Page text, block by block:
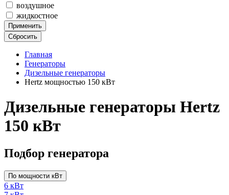
воздушное
жидкостное
Применить
Сбросить
Главная
Генераторы
Дизельные генераторы
Hertz мощностью 150 кВт
Дизельные генераторы Hertz
150 кВт
Подбор генератора
По мощности кВт
6 кВт